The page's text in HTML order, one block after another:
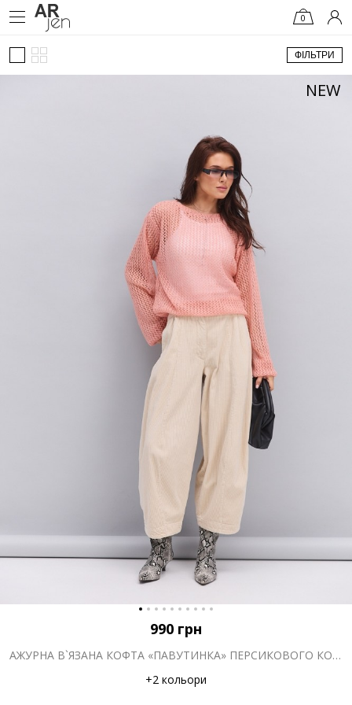
0
ФІЛЬТРИ
NEW
990 грн
АЖУРНА В`ЯЗАНА КОФТА «ПАВУТИНКА» ПЕРСИКОВОГО КОЛЬОРУ
+2 кольори